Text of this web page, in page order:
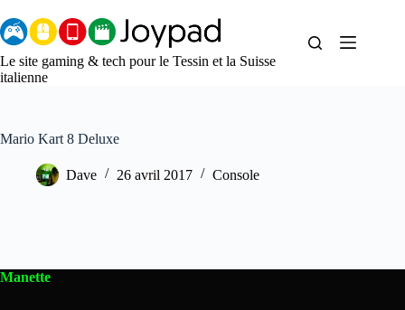
au
contenu
Le site gaming & tech pour le Tessin et la Suisse
italienne
Mario Kart 8 Deluxe
Dave 26 avril 2017 Console
Manette